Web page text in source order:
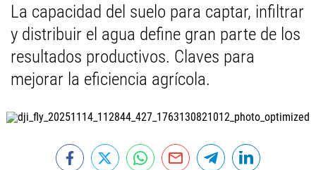
La capacidad del suelo para captar, infiltrar
y distribuir el agua define gran parte de los
resultados productivos. Claves para
mejorar la eficiencia agrícola.